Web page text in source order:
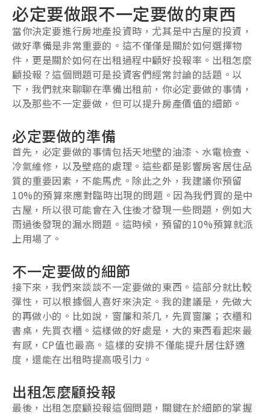
必定要做跟不一定要做的東西
當你決定要進行房地產投資時，尤其是中古屋的投資，
做好準備是非常重要的。這不僅僅是關於如何選擇物
件，更是關於如何在出租過程中顧好投報率。出租怎麼
顧投報？這個問題可是投資客們經常討論的話題。以
下，我們就來聊聊在準備出租前，你必定要做的事情，
以及那些不一定要做，但可以提升房產價值的細節。
必定要做的準備
首先，必定要做的事情包括天地壁的油漆、水電檢查、
冷氣維修，以及壁癌的處理。這些都是影響房客居住品
質的重要因素，不能馬虎。除此之外，我建議你預留
10%的預算來應對臨時出現的問題。因為我們買的是中
古屋，所以很可能會在入住後才發現一些問題，例如大
雨過後發現的漏水問題。這時候，預留的10%預算就派
上用場了。
不一定要做的細節
接下來，我們來談談不一定要做的東西。這部分就比較
彈性，可以根據個人喜好來決定。我的建議是，先做大
的再做小的。比如說，窗簾和茶几，先買窗簾；衣櫃和
書桌，先買衣櫃。這樣做的好處是，大的東西看起來最
有感，CP值也最高。這樣的安排不僅能提升居住舒適
度，還能在出租時提高吸引力。
出租怎麼顧投報
最後，出租怎麼顧投報這個問題，關鍵在於細節的掌握